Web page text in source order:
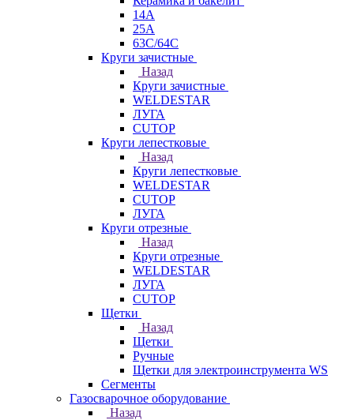
14А
25А
63С/64С
Круги зачистные
Назад
Круги зачистные
WELDESTAR
ЛУГА
CUTOP
Круги лепестковые
Назад
Круги лепестковые
WELDESTAR
CUTOP
ЛУГА
Круги отрезные
Назад
Круги отрезные
WELDESTAR
ЛУГА
CUTOP
Щетки
Назад
Щетки
Ручные
Щетки для электроинструмента WS
Сегменты
Газосварочное оборудование
Назад